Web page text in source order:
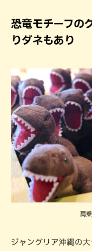
恐竜モチーフの
りダネもあり
肩
ジャングリア沖縄の